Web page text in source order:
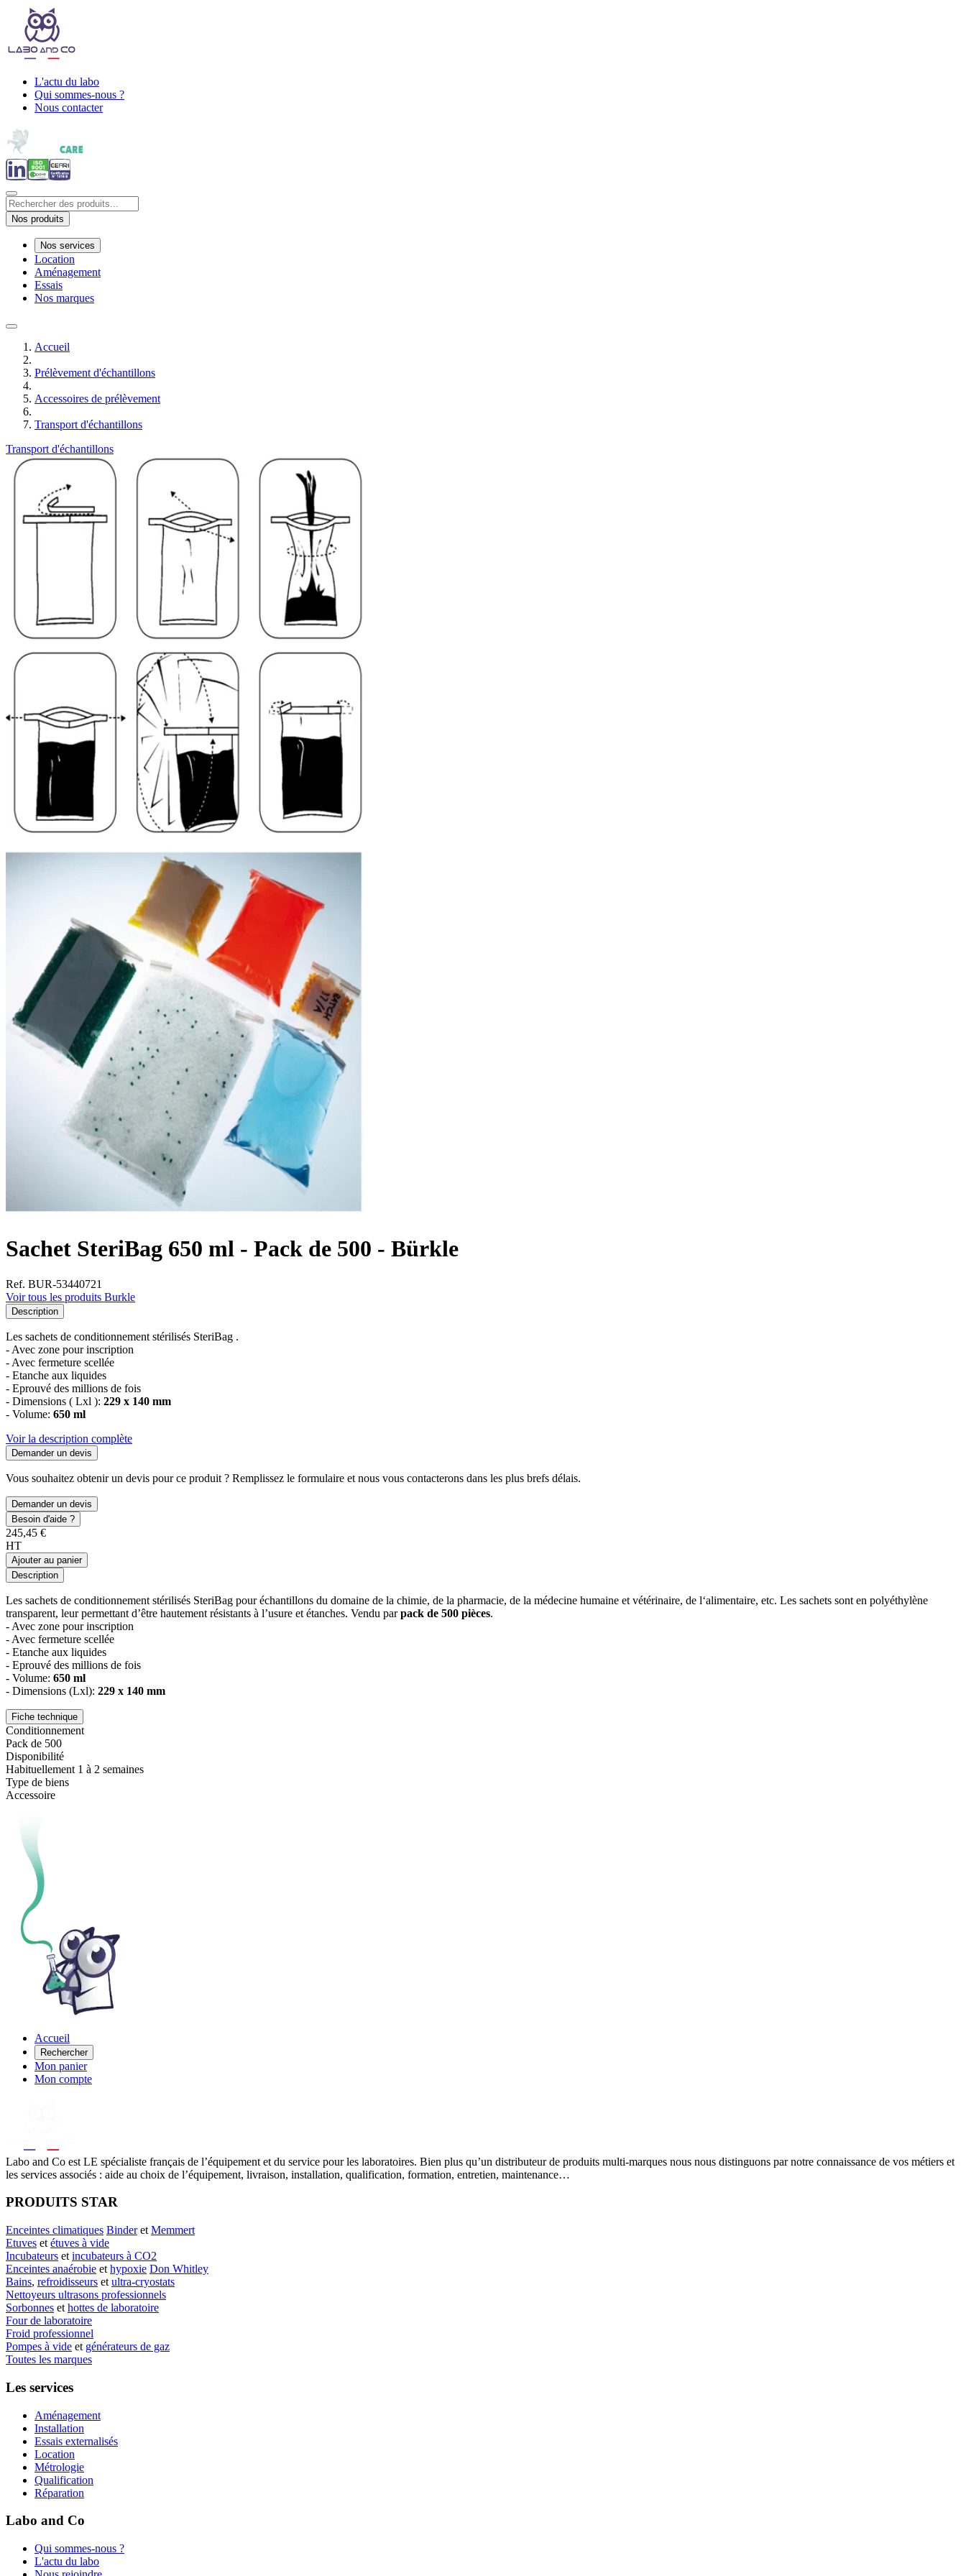
L'actu du labo
Qui sommes-nous ?
Nous contacter
Nos produits
Nos services
Location
Aménagement
Essais
Nos marques
Accueil
Prélèvement d'échantillons
Accessoires de prélèvement
Transport d'échantillons
Transport d'échantillons
Sachet SteriBag 650 ml - Pack de 500 - Bürkle
Ref. BUR-53440721
Voir tous les produits Burkle
Description
Les sachets de conditionnement stérilisés SteriBag .
- Avec zone pour inscription
- Avec fermeture scellée
- Etanche aux liquides
- Eprouvé des millions de fois
- Dimensions ( Lxl ): 229 x 140 mm
- Volume: 650 ml
Voir la description complète
Demander un devis
Vous souhaitez obtenir un devis pour ce produit ? Remplissez le formulaire et nous vous contacterons dans les plus brefs délais.
Demander un devis
Besoin d'aide ?
245,45 €
HT
Ajouter au panier
Description
Les sachets de conditionnement stérilisés SteriBag pour échantillons du domaine de la chimie, de la pharmacie, de la médecine humaine et vétérinaire, de l‘alimentaire, etc. Les sachets sont en polyéthylène
transparent, leur permettant d’être hautement résistants à l’usure et étanches. Vendu parpack de 500 pièces.
- Avec zone pour inscription
- Avec fermeture scellée
- Etanche aux liquides
- Eprouvé des millions de fois
- Volume: 650 ml
- Dimensions (Lxl): 229 x 140 mm
Fiche technique
Conditionnement
Pack de 500
Disponibilité
Habituellement 1 à 2 semaines
Type de biens
Accessoire
Accueil
Rechercher
Mon panier
Mon compte
Labo and Co est LE spécialiste français de l’équipement et du service pour les laboratoires. Bien plus qu’un distributeur de produits multi-marques nous nous distinguons par notre connaissance de vos métiers et
les services associés : aide au choix de l’équipement, livraison, installation, qualification, formation, entretien, maintenance…
PRODUITS STAR
Enceintes climatiques Binderet Memmert
Etuves et étuves à vide
Incubateurs et incubateurs à CO2
Enceintes anaérobie et hypoxie Don Whitley
Bains, refroidisseurs et ultra-cryostats
Nettoyeurs ultrasons professionnels
Sorbonnes et hottes de laboratoire
Four de laboratoire
Froid professionnel
Pompes à vide et générateurs de gaz
Toutes les marques
Les services
Aménagement
Installation
Essais externalisés
Location
Métrologie
Qualification
Réparation
Labo and Co
Qui sommes-nous ?
L'actu du labo